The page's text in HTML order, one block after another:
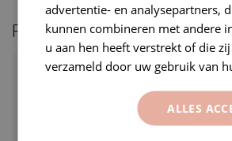
Recent bekeken
advertentie- en analysepartners,
kunnen combineren met andere
u aan hen heeft verstrekt of die
verzameld door uw gebruik van
ALLES